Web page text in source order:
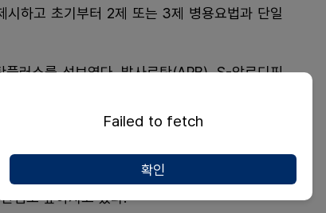
하고 초기부터 2제 또는 3제 병용요법과 단일
러스를 선보였다. 발사르탄(ARB), S-암로디핀
혈압 강하 효과와 복약순응도를 동시에 높이는
(HYVET) 등을 통해 혈압 조절뿐 아니라 심혈
국내외 진료지침에서도 티아지드 유사 이뇨제
심도 높아지고 있다.
Failed to fetch
확인